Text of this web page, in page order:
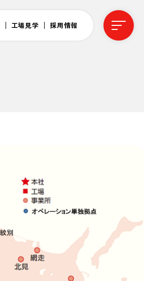
工場見学 採用情報